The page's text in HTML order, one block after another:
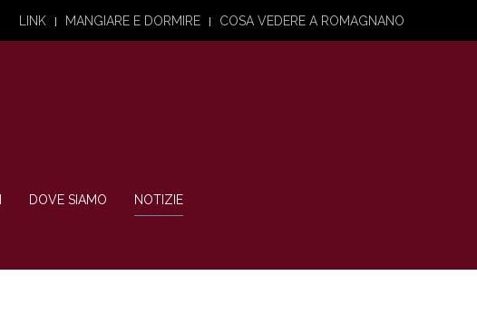
LINK MANGIARE E DORMIRE COSA VEDERE A ROMAGNANO
DOVE SIAMO NOTIZIE